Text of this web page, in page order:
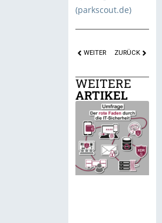
(parkscout.de)
WEITER ZURÜCK
WEITERE
ARTIKEL